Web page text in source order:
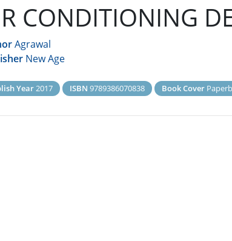
CONDITIONING
Agrawal
New Age
Year2017 ISBN 9789386070838 Book Cover